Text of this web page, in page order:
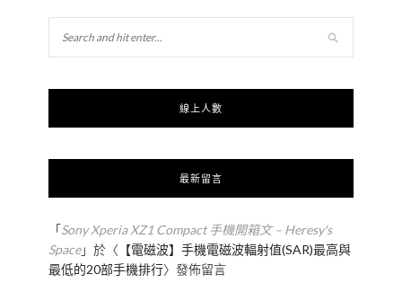
線上人數
最新留言
「Sony Xperia XZ1 Compact 手機開箱文 – Heresy's
Space」於〈 【電磁波】手機電磁波輻射值(SAR)最高與
最低的20部手機排行〉發佈留言